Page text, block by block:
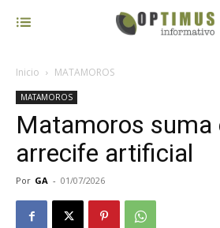
Inicio MATAMOROS
MATAMOROS
Matamoros suma
arrecife artificial
Por GA - 01/07/2026